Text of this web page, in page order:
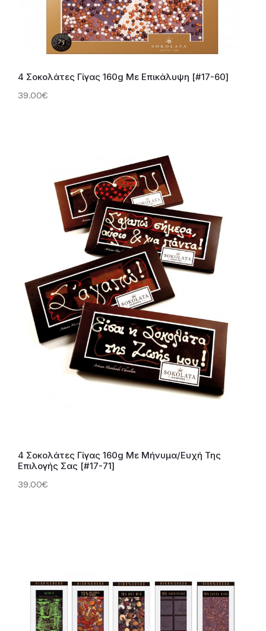
4 Σοκολάτες Γίγας 160g Με Επικάλυψη [#17-60]
39.00€
4 Σοκολάτες Γίγας 160g Με Μήνυμα/Ευχή Της
Επιλογής Σας [#17-71]
39.00€